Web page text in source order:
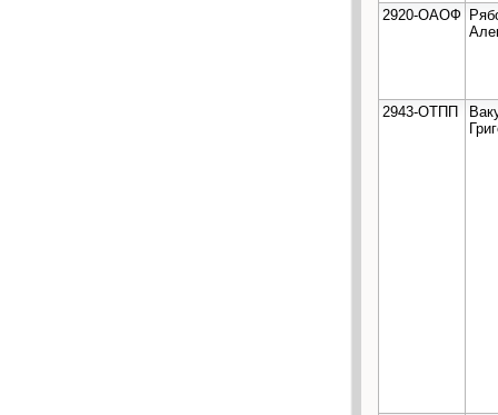
2920-ОАОФ
2943-ОТПП